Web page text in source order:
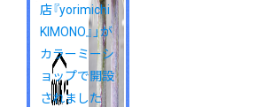
店『yorimichi
KIMONO』」が
カラーミーシ
ョップで開設
されました